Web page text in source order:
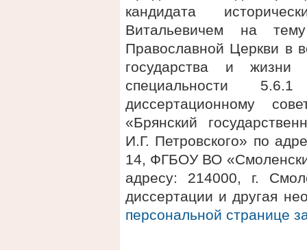
кандидата
Витальевичем на
Православной Церкви в
государства и
специальности
диссертационному
«Брянский
И.Г. Петровского» по
14, ФГБОУ ВО
адресу: 214000, г.
диссертации и другая
персональной странице